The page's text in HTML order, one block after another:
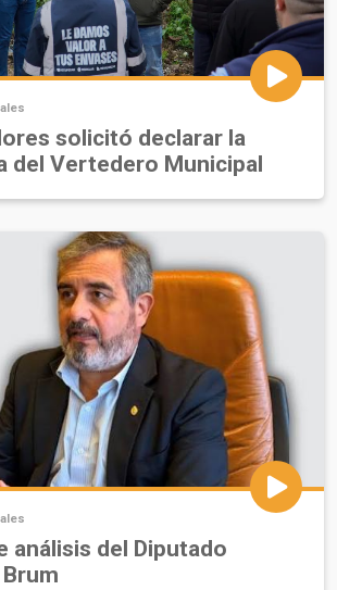
solicitó declarar la
del Vertedero Municipal
análisis del Diputado